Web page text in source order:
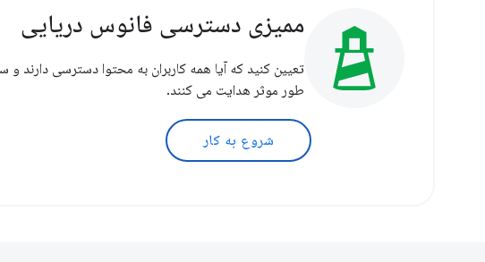
ممیزی دسترسی فانوس دریایی
تعیین کنید که آیا همه کاربران به محتوا دسترسی دارند و
طور موثر هدایت می کنند.
شروع به کار